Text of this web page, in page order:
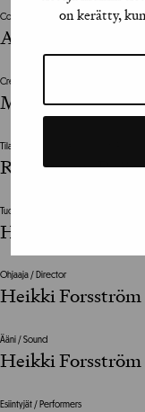
on kerätty,
Copywriter
Antti Toivonen
Creative director
Markku
Tilaajan vastuuhenkilö / Clients
Ria Nyman, Reijo
Tuottaja / Producer
Heikki Forsström
Ohjaaja / Director
Heikki Forsström
Ääni / Sound
Heikki Forsström
Esiintyjät / Performers